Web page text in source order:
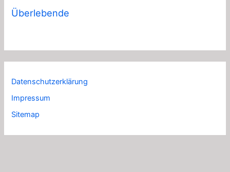
Überlebende
Datenschutzerklärung
Impressum
Sitemap